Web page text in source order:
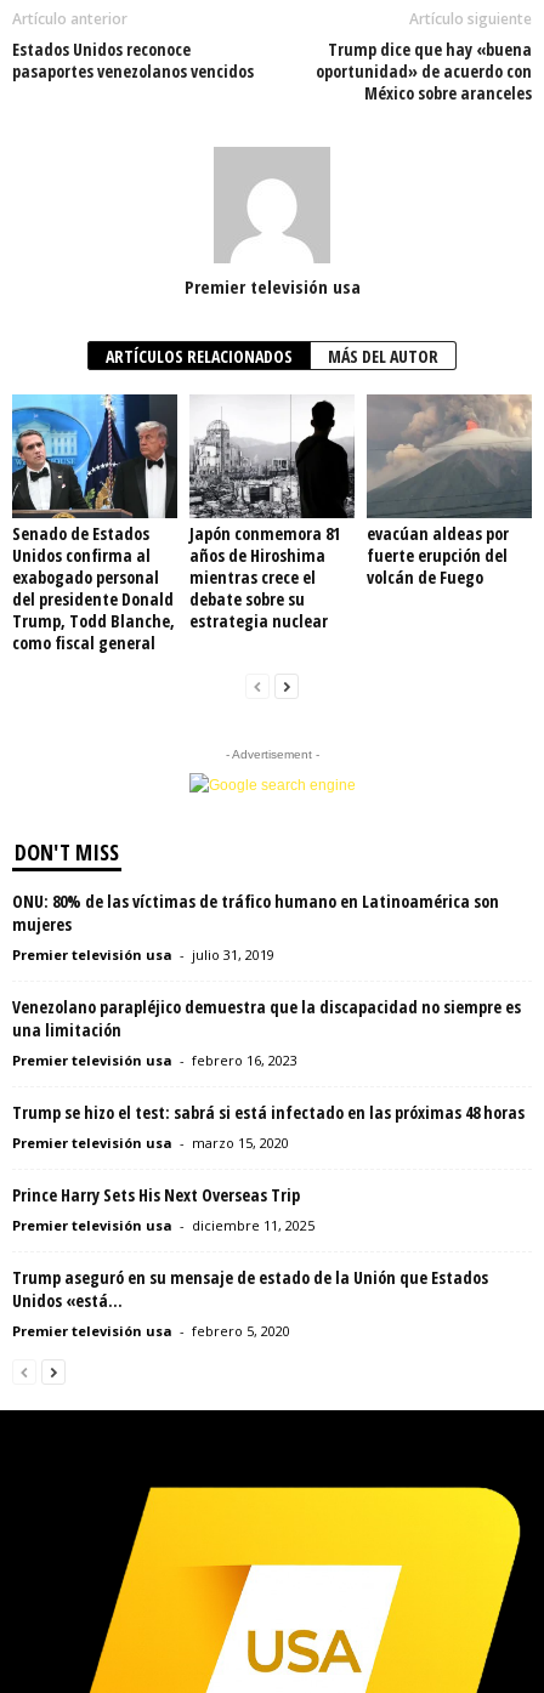
Artículo anterior
Estados Unidos reconoce
pasaportes venezolanos vencidos
Artículo siguiente
Trump dice que hay «buena
oportunidad» de acuerdo con
México sobre aranceles
Premier televisión usa
ARTÍCULOS RELACIONADOS MÁS DEL AUTOR
Senado de Estados
Unidos confirma al
exabogado personal
del presidente Donald
Trump, Todd Blanche,
como fiscal general
Japón conmemora 81
años de Hiroshima
mientras crece el
debate sobre su
estrategia nuclear
evacúan aldeas por
fuerte erupción del
volcán de Fuego
- Advertisement -
DON'T MISS
ONU: 80% de las víctimas de tráfico humano en Latinoamérica son
mujeres
Premier televisión usa - julio 31, 2019
Venezolano parapléjico demuestra que la discapacidad no siempre es
una limitación
Premier televisión usa - febrero 16, 2023
Trump se hizo el test: sabrá si está infectado en las próximas 48 horas
Premier televisión usa - marzo 15, 2020
Prince Harry Sets His Next Overseas Trip
Premier televisión usa - diciembre 11, 2025
Trump aseguró en su mensaje de estado de la Unión que Estados
Unidos «está...
Premier televisión usa - febrero 5, 2020